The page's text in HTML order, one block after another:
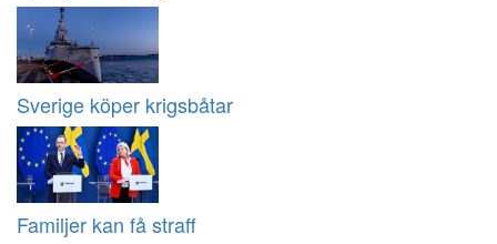
Sverige köper krigsbåtar
Familjer kan få straff